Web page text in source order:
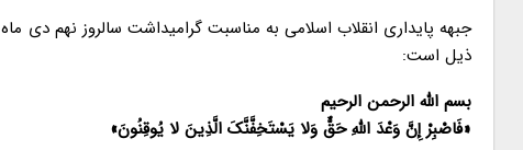
جبهه پایداری انقلاب اسلامی به مناسبت گرامیداشت سالروز نهم دی
ذیل است:
بسم الله الرحمن الرحیم
«فَاصْبِرْ إِنَّ وَعْدَ اللَّهِ حَقٌّ وَلا یَسْتَخِفَّنَّکَ الَّذِینَ لا یُوقِنُونَ»